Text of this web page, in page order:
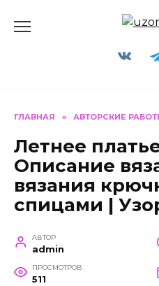
ГЛАВНАЯ » АВТОРСКИЕ
Летнее
Описание
вязания
спицами |
АВТОР
admin
ПРОСМОТРОВ
511